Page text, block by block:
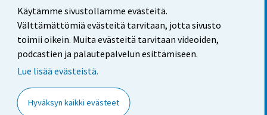
Käytämme sivustollamme evästeitä.
Välttämättömiä evästeitä tarvitaan, jotta sivusto
toimii oikein. Muita evästeitä tarvitaan videoiden,
podcastien ja palautepalvelun esittämiseen.
Lue lisää evästeistä.
Hyväksyn kaikki evästeet
Palaute
Käyttöehdot
Saavutettavuus
Tietoa sivustosta